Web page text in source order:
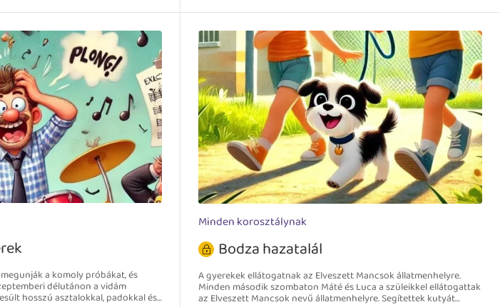
a komoly próbákat, és
délutánon a vidám
hosszú asztalokkal, padokkal és
Minden korosztálynak
Bodza hazatalál
A gyerekek ellátogatnak az Elveszett Mancsok állatmenhelyre.
Minden második szombaton Máté és Luca a szüleikkel ellátogattak
az Elveszett Mancsok nevű állatmenhelyre. Segítettek kutyát